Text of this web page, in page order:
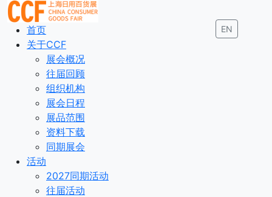
EN
首页
关于CCF
展会概况
往届回顾
组织机构
展会日程
展品范围
资料下载
同期展会
活动
2027同期活动
往届活动